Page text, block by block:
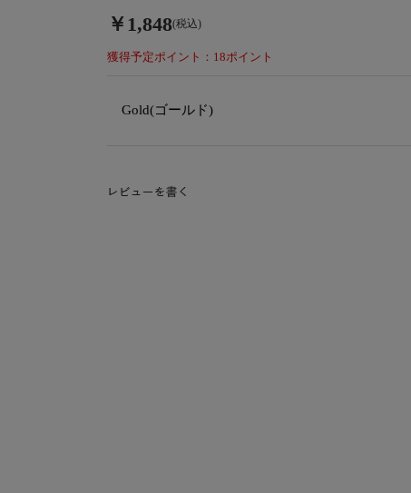
￥1,848(税込)
獲得予定ポイント：18ポイント
Gold(ゴールド)